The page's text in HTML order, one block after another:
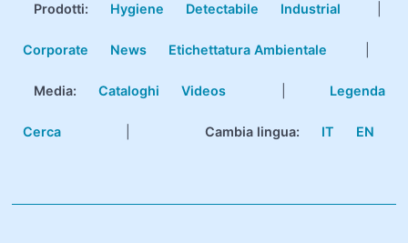
Prodotti: Hygiene Detectabile Industrial
Corporate News Etichettatura Ambientale
Media: Cataloghi Videos Legenda
Cerca Cambia lingua: IT EN